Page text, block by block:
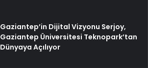
Gaziantep’in Dijital Vizyonu Serjoy,
Gaziantep Üniversitesi Teknopark’tan
Dünyaya Açılıyor